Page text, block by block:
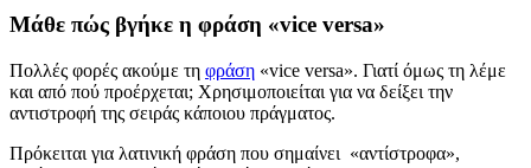
Μάθε πώς βγήκε η φράση «vice versa»
Πολλές φορές ακούμε τη φράση «vice versa». Γιατί όμως τη λέμε
και από πού προέρχεται; Χρησιμοποιείται για να δείξει την
αντιστροφή της σειράς κάποιου πράγματος.
Πρόκειται για λατινική φράση που σημαίνει «αντίστροφα»,